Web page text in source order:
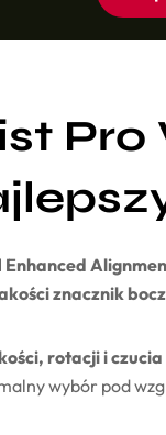
Enhanced
znacznik
rotacji i czucia
wybór pod